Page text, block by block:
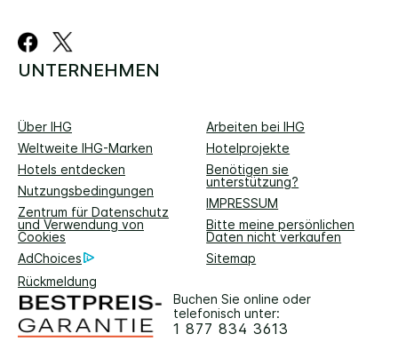
UNTERNEHMEN
Über IHG
Arbeiten bei IHG
Weltweite IHG-Marken
Hotelprojekte
Hotels entdecken
Benötigen sie
unterstützung?
Nutzungsbedingungen
IMPRESSUM
Zentrum für Datenschutz
und Verwendung von
Cookies
Bitte meine persönlichen
Daten nicht verkaufen
AdChoices
Sitemap
Rückmeldung
Buchen Sie online oder
telefonisch unter:
1 877 834 3613